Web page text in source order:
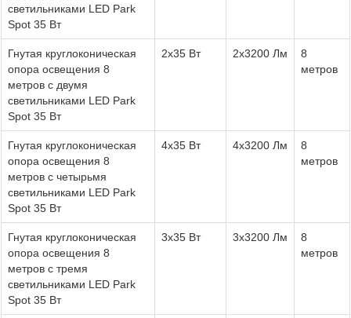
светильниками LED Park
Spot 35 Вт
Гнутая круглоконическая
опора освещения 8
метров с двумя
светильниками LED Park
Spot 35 Вт
2x35 Вт 2x3200 Лм
8
метров
Гнутая круглоконическая
опора освещения 8
метров с четырьмя
светильниками LED Park
Spot 35 Вт
4x35 Вт 4x3200 Лм
8
метров
Гнутая круглоконическая
опора освещения 8
метров с тремя
светильниками LED Park
Spot 35 Вт
3x35 Вт 3x3200 Лм
8
метров